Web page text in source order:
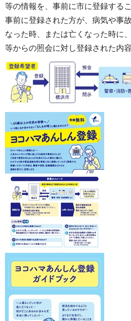
等の情報を、事前に市に登録する
事前に登録された方が、病気や事
なった時、または亡くなった時に
等からの照会に対し登録された内